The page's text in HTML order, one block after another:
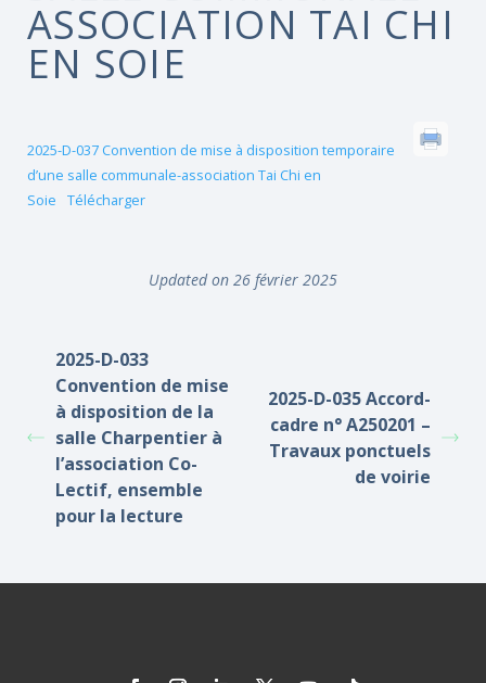
ASSOCIATION TAI CHI
EN SOIE
2025-D-037 Convention de mise à disposition temporaire
d’une salle communale-association Tai Chi en
Soie
Télécharger
Updated on 26 février 2025
2025-D-033
Convention de mise
à disposition de la
salle Charpentier à
l’association Co-
Lectif, ensemble
pour la lecture
2025-D-035 Accord-
cadre n° A250201 –
Travaux ponctuels
de voirie